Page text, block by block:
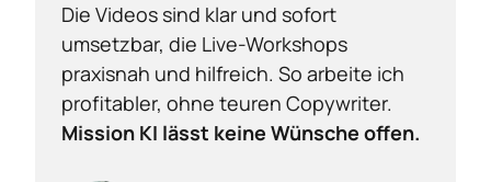
Die Videos sind klar und sofort
umsetzbar, die Live-Workshops
praxisnah und hilfreich. So arbeite ich
Mission KI lässt keine Wünsche offen.